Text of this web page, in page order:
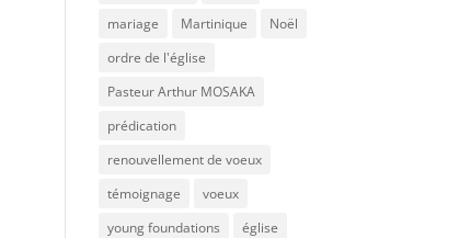
mariage
Martinique
Noël
ordre de l'église
Pasteur Arthur MOSAKA
prédication
renouvellement de voeux
témoignage
voeux
young foundations
église